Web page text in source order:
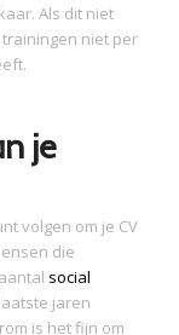
Als dit niet
niet per
je
volgen om je CV
die
social
jaren
is het fijn om